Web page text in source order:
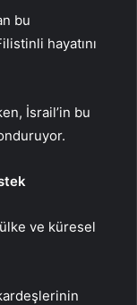
bu
hayatını
İsrail’in bu
ve küresel